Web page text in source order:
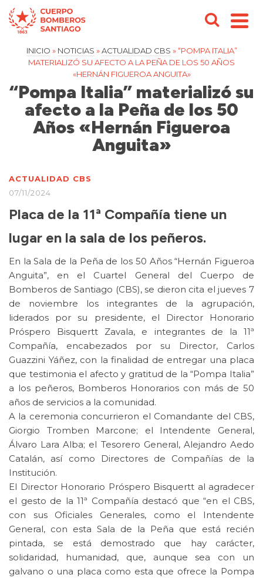
INICIO » NOTICIAS » ACTUALIDAD CBS » “POMPA ITALIA”
MATERIALIZÓ SU AFECTO A LA PEÑA DE LOS 50 AÑOS
«HERNÁN FIGUEROA ANGUITA»
“Pompa Italia” materializó su
afecto a la Peña de los 50
Años «Hernán Figueroa
Anguita»
ACTUALIDAD CBS
07/11/2024
Placa de la 11ª Compañía tiene un
lugar en la sala de los peñeros.
En la Sala de la Peña de los 50 Años “Hernán Figueroa
Anguita”, en el Cuartel General del Cuerpo de
Bomberos de Santiago (CBS), se dieron cita el jueves 7
de noviembre los integrantes de la agrupación,
liderados por su presidente, el Director Honorario
Próspero Bisquertt Zavala, e integrantes de la 11ª
Compañía, encabezados por su Director, Carlos
Guazzini Yáñez, con la finalidad de entregar una placa
que testimonia el afecto y gratitud de la “Pompa Italia”
a los peñeros, Bomberos Honorarios con más de 50
años de servicios a la comunidad.
A la ceremonia concurrieron el Comandante del CBS,
Giorgio Tromben Marcone; el Intendente General,
Álvaro Lara Alba; el Tesorero General, Alejandro Aedo
Catalán, así como Directores de Compañías de la
Institución.
El Director Honorario Próspero Bisquertt al agradecer
el gesto de la 11ª Compañía destacó que “en el CBS,
con sus Oficiales Generales, como el Intendente
General, con esta Sala de la Peña que está recién
pintada, se está demostrado que hay carácter,
solidaridad, humanidad, que, aunque sea con un
galvano o una placa como esta que ofrece la Pompa